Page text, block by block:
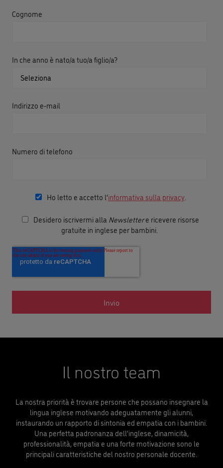
Cognome
In che anno è nato/a tuo/a figlio/a?
Indirizzo e-mail
Numero di telefono
Ho letto e accetto l'informativa sulla privacy.
Desidero iscrivermi alla Newslettere ricevere risorse
gratuite in inglese per bambini.
Il nostro team
La nostra priorità è trovare persone che possano insegnare la
lingua inglese motivando adeguatamente gli alunni,
instaurando un rapporto di sintonia ed empatia con i bambini.
Una perfetta padronanza dell’inglese, dinamicità,
professionalità, empatia e una forte motivazione sono le
principali caratteristiche del nostro personale docente.